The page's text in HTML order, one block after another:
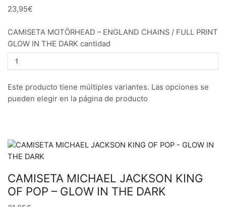
23,95€
CAMISETA MOTÖRHEAD – ENGLAND CHAINS / FULL PRINT
GLOW IN THE DARK cantidad
Este producto tiene múltiples variantes. Las opciones se
pueden elegir en la página de producto
CAMISETA MICHAEL JACKSON KING
OF POP – GLOW IN THE DARK